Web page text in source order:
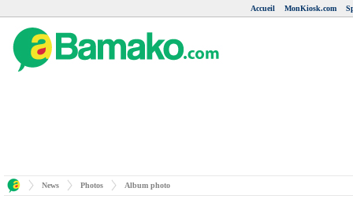
Accueil MonKiosk.com
News Photos Album photo